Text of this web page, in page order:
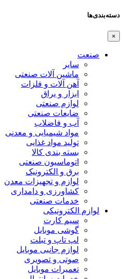
دسته‌بندی‌ها
×
صنعت
سایر
ماشین آلات صنعتی
آهن آلات و فلزات
ابزار و یراق
لوازم صنعتی
ضایعات صنعتی
آب و فاضلاب
مواد شیمیایی و معدنی
تولید مواد غذایی
بسته بندی کالا
اتوماسیون صنعتی
برق و الکترونیک
لوازم و تجهیزات معدن
کشاورزی و دامداری
خدمات صنعتی
لوازم الکترونیکی
سیم کارت
گوشی موبایل
لپ تاپ و تبلت
لوازم جانبی موبایل
صوتی و تصویری
تعمیرات موبایل